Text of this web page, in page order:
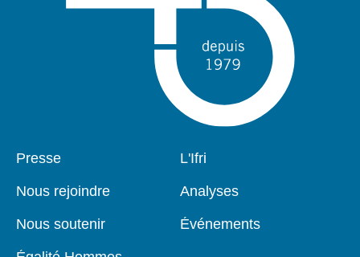
Pied
Presse
Nous rejoindre
Nous soutenir
Navigation
L'Ifri
Analyses
Événements